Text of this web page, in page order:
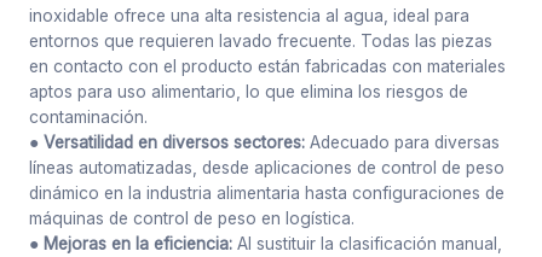
inoxidable ofrece una alta resistencia al agua, ideal para
entornos que requieren lavado frecuente. Todas las piezas
en contacto con el producto están fabricadas con materiales
aptos para uso alimentario, lo que elimina los riesgos de
contaminación.
● Versatilidad en diversos sectores: Adecuado para diversas
líneas automatizadas, desde aplicaciones de control de peso
dinámico en la industria alimentaria hasta configuraciones de
máquinas de control de peso en logística.
● Mejoras en la eficiencia: Al sustituir la clasificación manual,